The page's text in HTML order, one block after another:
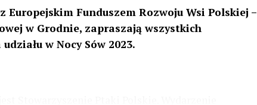
Funduszem Rozwoju Wsi Polskiej –
w Grodnie, zapraszają wszystkich
w Nocy Sów 2023.